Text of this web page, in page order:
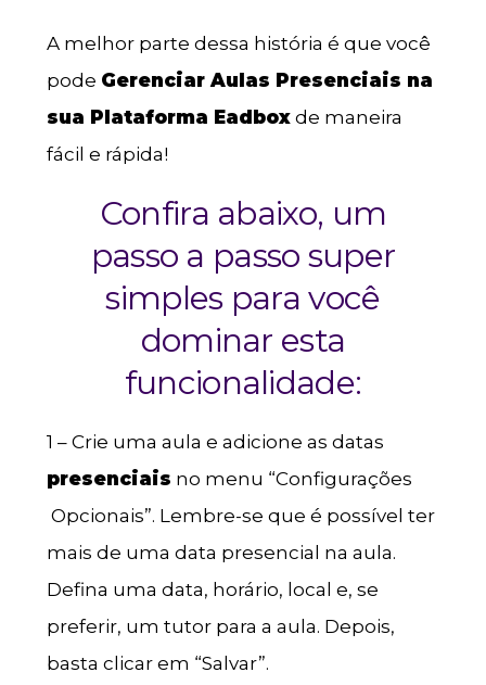
A melhor parte dessa história é que você
pode Gerenciar Aulas Presenciais na
sua Plataforma Eadboxde maneira
fácil e rápida!
Confira abaixo, um
passo a passo super
simples para você
dominar esta
funcionalidade:
1 – Crie uma aula e adicione as datas
presenciais no menu “Configurações
Opcionais”. Lembre-se que é possível ter
mais de uma data presencial na aula.
Defina uma data, horário, local e, se
preferir, um tutor para a aula. Depois,
basta clicar em “Salvar”.